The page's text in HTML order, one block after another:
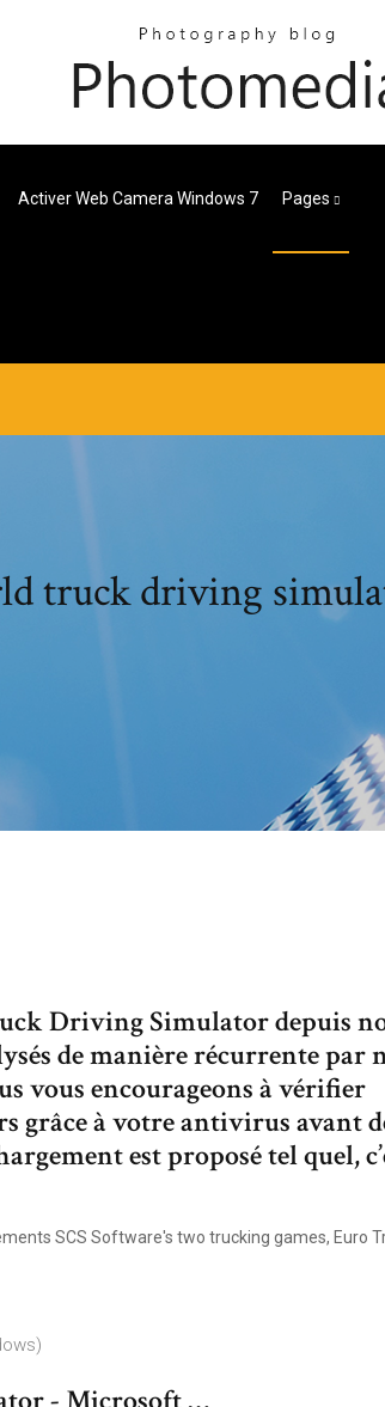
Activer Web Camera Windows 7 Pages
truck driving
Driving Simulator depuis
de manière récurrente par
vous encourageons à vérifier
grâce à votre antivirus avant
est proposé tel quel,
SCS Software's two trucking games, Euro